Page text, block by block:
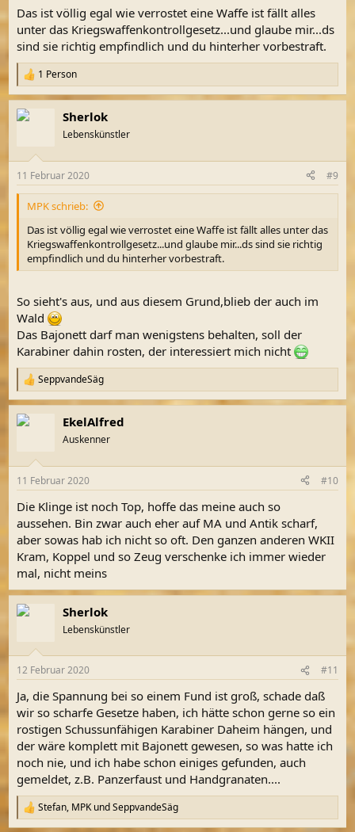
Das ist völlig egal wie verrostet eine Waffe ist fällt alles
unter das Kriegswaffenkontrollgesetz...und glaube mir...ds
sind sie richtig empfindlich und du hinterher vorbestraft.
R
e
a
k
e
n
1 Person
Sherlok
Lebenskünstler
11 Februar 2020 #9
MPK schrieb:
Das ist völlig egal wie verrostet eine Waffe ist fällt alles unter das
Kriegswaffenkontrollgesetz...und glaube mir...ds sind sie richtig
empfindlich und du hinterher vorbestraft.
So sieht's aus, und aus diesem Grund,blieb der auch im
Wald
Das Bajonett darf man wenigstens behalten, soll der
Karabiner dahin rosten, der interessiert mich nicht
R
e
a
k
e
:
SeppvandeSäg
EkelAlfred
Auskenner
11 Februar 2020 #10
Die Klinge ist noch Top, hoffe das meine auch so
aussehen. Bin zwar auch eher auf MA und Antik scharf,
aber sowas hab ich nicht so oft. Den ganzen anderen WKII
Kram, Koppel und so Zeug verschenke ich immer wieder
mal, nicht meins
Sherlok
Lebenskünstler
12 Februar 2020 #11
Ja, die Spannung bei so einem Fund ist groß, schade daß
wir so scharfe Gesetze haben, ich hätte schon gerne so ein
rostigen Schussunfähigen Karabiner Daheim hängen, und
der wäre komplett mit Bajonett gewesen, so was hatte ich
noch nie, und ich habe schon einiges gefunden, auch
gemeldet, z.B. Panzerfaust und Handgranaten....
R
e
Stefan, MPKundSeppvandeSäg